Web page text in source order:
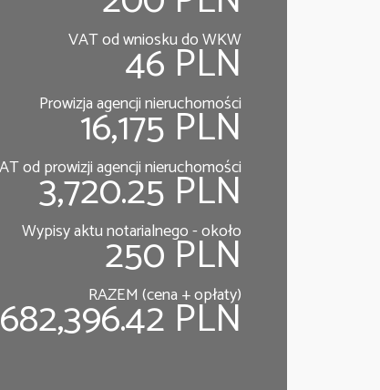
VAT od wniosku do WKW
46 PLN
Prowizja agencji nieruchomości
16,175 PLN
od prowizji agencji nieruchomości
3,720.25 PLN
Wypisy aktu notarialnego - około
250 PLN
RAZEM (cena + opłaty)
682,396.42 PLN